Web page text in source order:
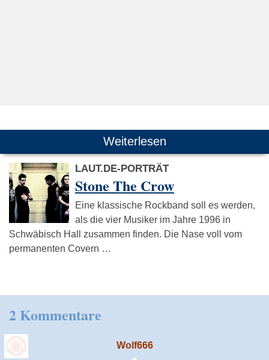
Weiterlesen
LAUT.DE-PORTRÄT
Stone The Crow
Eine klassische Rockband soll es werden,
als die vier Musiker im Jahre 1996 in
Schwäbisch Hall zusammen finden. Die Nase voll vom
permanenten Covern …
2 Kommentare
Wolf666